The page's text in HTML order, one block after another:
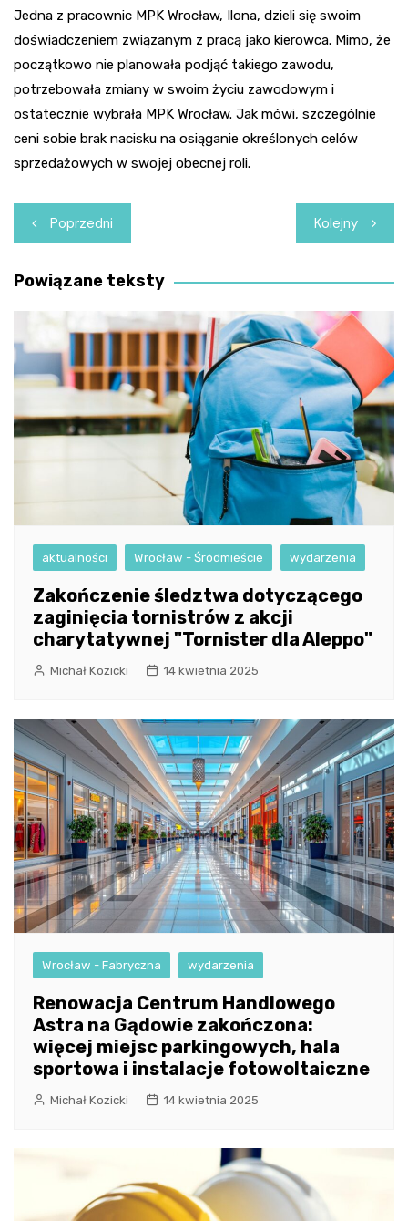
Jedna z pracownic MPK Wrocław, Ilona, dzieli się swoim
doświadczeniem związanym z pracą jako kierowca. Mimo, że
początkowo nie planowała podjąć takiego zawodu,
potrzebowała zmiany w swoim życiu zawodowym i
ostatecznie wybrała MPK Wrocław. Jak mówi, szczególnie
ceni sobie brak nacisku na osiąganie określonych celów
sprzedażowych w swojej obecnej roli.
Nawigacja
wpisu
Poprzedni Kolejny
Powiązane teksty
aktualności Wrocław - Śródmieście wydarzenia
Zakończenie śledztwa dotyczącego
zaginięcia tornistrów z akcji
charytatywnej "Tornister dla Aleppo"
Michał Kozicki 14 kwietnia 2025
Wrocław - Fabryczna wydarzenia
Renowacja Centrum Handlowego
Astra na Gądowie zakończona:
więcej miejsc parkingowych, hala
sportowa i instalacje fotowoltaiczne
Michał Kozicki 14 kwietnia 2025